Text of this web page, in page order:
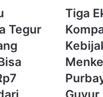
Tegur
Tiga
Ekonom
Kompak
Kritisi
Kebijakan
Menkeu
Purbaya
yang
Guyur
Tiga